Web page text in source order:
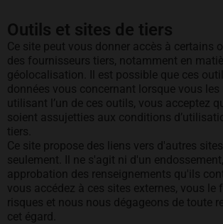
Outils et sites de tiers
Ce site peut vous donner accès à certains
des fournisseurs tiers, notamment en
géolocalisation. Il est possible que ces
données vous concernant lorsque vous les
utilisant l’un de ces outils, vous acceptez
soient assujetties aux conditions
tiers.
Ce site propose des liens vers d'autres
seulement. Il ne s'agit ni d'un
approbation des renseignements qu'ils
vous accédez à ces sites externes, vous le
risques et nous nous dégageons de toute
cet égard.